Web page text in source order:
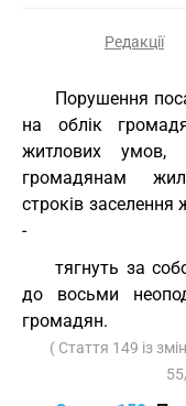
Редакції
Порушення
на облік
житлових умов,
громадянам
строків
-
тягнуть за
до восьми
громадян.
( Стаття 149 із